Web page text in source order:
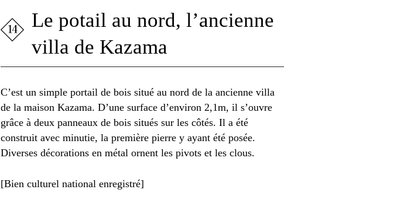
Le potail au nord, l’ancienne
villa de Kazama
C’est un simple portail de bois situé au nord de la ancienne villa
de la maison Kazama. D’une surface d’environ 2,1m, il s’ouvre
grâce à deux panneaux de bois situés sur les côtés. Il a été
construit avec minutie, la première pierre y ayant été posée.
Diverses décorations en métal ornent les pivots et les clous.
[Bien culturel national enregistré]